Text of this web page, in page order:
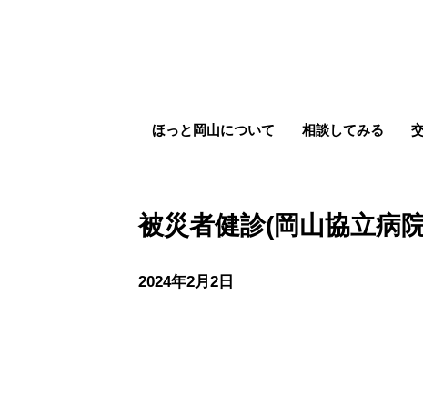
ほっと岡山について 相談してみる
被災者健診(岡山協立病
2024年2月2日